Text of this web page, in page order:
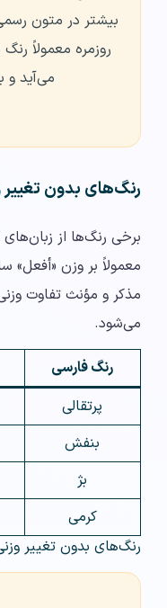
بیشتر در متون
روزمره معمولاً
می‌آید و
رنگ‌های بدون تغییر
برخی رنگ‌ها از
معمولاً بر وزن
مذکر و مؤنث تفاوت
می‌شود.
رنگ فارسی
پرتقالی
بنفش
بژ
کرمی
رنگ‌های بدون تغییر